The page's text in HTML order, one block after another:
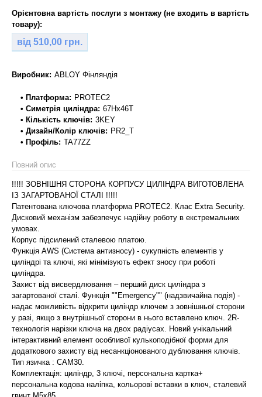
Орієнтовна вартість послуги з монтажу (не входить в вартість
товару):
від 510,00 грн.
Виробник: ABLOY Фінляндія
• Платформа: PROTEC2
• Симетрія циліндра: 67Hx46T
• Кількість ключів: 3KEY
• Дизайн/Колір ключів: PR2_T
• Профіль: TA77ZZ
Повний опис
!!!!! ЗОВНІШНЯ СТОРОНА КОРПУСУ ЦИЛІНДРА ВИГОТОВЛЕНА
ІЗ ЗАГАРТОВАНОЇ СТАЛІ !!!!!
Патентована ключова платформа PROTEC2. Клас Extra Security.
Дисковий механізм забезпечує надійну роботу в екстремальних
умовах.
Корпус підсилений сталевою платою.
Функція AWS (Система антизносу) - сукупність елементів у
циліндрі та ключі, які мінімізують ефект зносу при роботі
циліндра.
Захист від висвердлювання – перший диск циліндра з
загартованої сталі. Функція ""Emergency"" (надзвичайна подія) -
надає можливість відкрити циліндр ключем з зовнішньої сторони
у разі, якщо з внутрішньої сторони в нього вставлено ключ. 2R-
технологія нарізки ключа на двох радіусах. Новий унікальний
інтерактивний елемент особливої кулькоподібної форми для
додаткового захисту від несанкціонованого дублювання ключів.
Тип язичка : САМ30.
Комплектація: циліндр, 3 ключі, персональна картка+
персональна кодова наліпка, кольорові вставки в ключ, сталевий